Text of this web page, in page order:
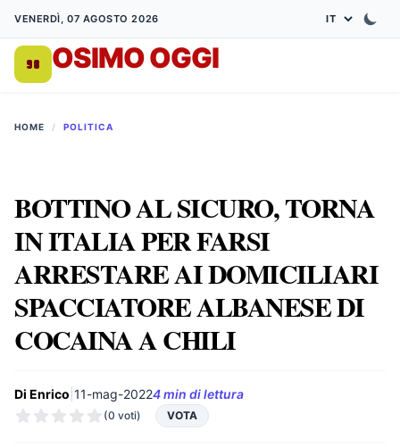
VENERDÌ, 07 AGOSTO 2026
OSIMO OGGI
HOME / POLITICA
BOTTINO AL SICURO, TORNA
IN ITALIA PER FARSI
ARRESTARE AI DOMICILIARI
SPACCIATORE ALBANESE DI
COCAINA A CHILI
Di Enrico 11-mag-20224 min di lettura
(0 voti) VOTA